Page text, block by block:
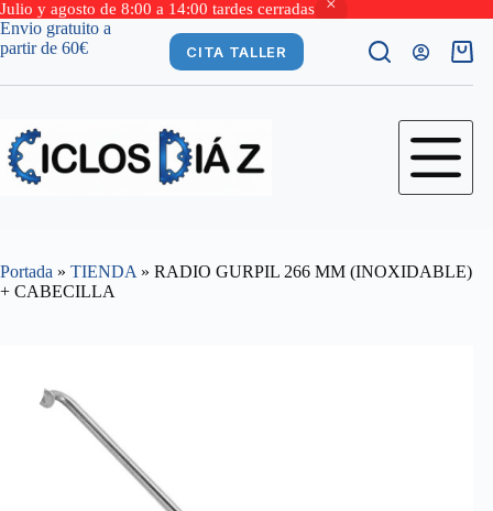
Julio y agosto de 8:00 a 14:00 tardes cerradas
Saltar
al
Envio gratuito a
partir de 60€
CITA TALLER
Carro
Portada » TIENDA » RADIO GURPIL 266 MM (INOXIDABLE)
+ CABECILLA